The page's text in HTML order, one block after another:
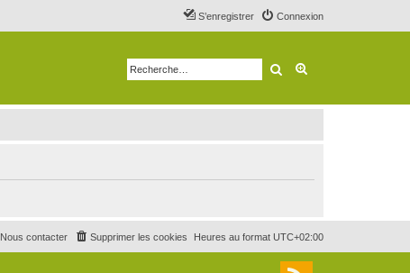
Connexion
S’enregistrer
Rechercher
Heures au format UTC+02:00
Supprimer les cookies
Nous contacter